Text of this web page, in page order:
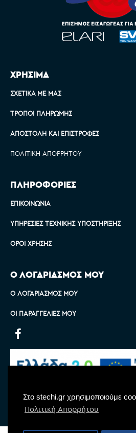
Στο stechi.gr χρησιμοποιούμε
Πολιτική Απορρήτου
ΧΡΗΣΙΜΑ
ΣΧΕΤΙΚΆ ΜΕ ΜΑΣ
ΤΡΌΠΟΙ ΠΛΗΡΩΜΉΣ
ΑΠΟΣΤΟΛΉ ΚΑΙ ΕΠΙΣΤΡΟΦΈΣ
ΠΟΛΙΤΙΚΉ ΑΠΟΡΡΉΤΟΥ
ΠΛΗΡΟΦΟΡΙΕΣ
ΕΠΙΚΟΙΝΩΝΊΑ
ΥΠΗΡΕΣΊΕΣ ΤΕΧΝΙΚΉΣ ΥΠΟΣΤΉΡΙΞΗΣ
ΌΡΟΙ ΧΡΉΣΗΣ
Ο ΛΟΓΑΡΙΑΣΜΟΣ ΜΟΥ
Ο ΛΟΓΑΡΙΑΣΜΌΣ ΜΟΥ
ΟΙ ΠΑΡΑΓΓΕΛΊΕΣ ΜΟΥ